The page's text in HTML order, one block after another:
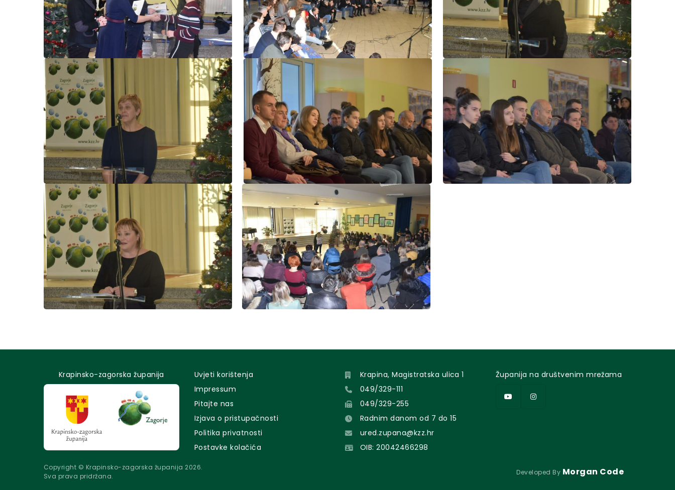
Krapinsko-zagorska županija
Uvjeti korištenja
Impressum
Pitajte nas
Izjava o pristupačnosti
Politika privatnosti
Postavke kolačića
Krapina, Magistratska ulica 1
049/329-111
049/329-255
Radnim danom od 7 do 15
ured.zupana@kzz.hr
OIB: 20042466298
Županija na društvenim mrežama
Copyright © Krapinsko-zagorska županija 2026.
Sva prava pridržana.
Developed By Morgan Code